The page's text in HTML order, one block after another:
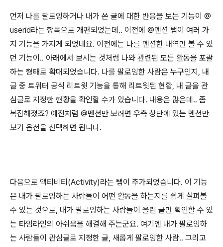
먼저 나를 팔로잉하거나 내가 쓴 글에 대한 반응을 보는 기능이 @
userid라는 항목으로 개편되었는데.. 이전에 @멘션 탭이 여러 가
지 기능을 가지게 되었네요. 이전에는 나를 멘션한 내역만 볼 수 있
던 기능이.. 아래에서 보시는 것처럼 나와 관련된 모든 활동을 포괄
하는 형태로 확대되었습니다. 나를 팔로잉한 사람은 누구인지, 내
글 중 트위터 공식 리트윗 기능을 통해 리트윗된 현황, 내 글을 관
심글로 지정한 현황을 확인할 수가 있습니다. 내용은 많은데.. 좀
복잡해졌죠? 예전처럼 @멘션만 보려면 우측 상단에 있는 멘션만
보기 옵션을 선택하면 됩니다.
다음으로 액티비티(Activity)라는 탭이 추가되었습니다. 이 기능
은 내가 팔로잉하는 사람들이 어떤 활동을 하는지를 쉽게 살펴볼
수 있는 것으로, 내가 팔로잉하는 사람들이 올린 글만 확인할 수 있
는 타임라인의 아쉬움을 해결해 주는군요. 여기엔 내가 팔로잉하
는 사람들이 관심글로 지정한 글, 새롭게 팔로잉한 사람.. 그리고